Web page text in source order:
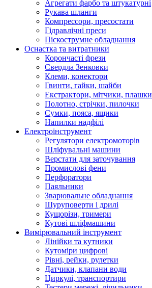
Агрегати фарбо та штукатурні
Рукава шланги
Компрессори, пресостати
Гідравлічні преси
Піскострумне обладнання
Оснастка та витратники
Корончасті фрези
Свердла Зенковки
Клеми, конектори
Гвинти, гайки, шайби
Екстрактори, мітчики, плашки
Полотно, стрічки, пилочки
Сумки, пояса, ящики
Напилки надфілі
Електроінструмент
Регулятори електромоторів
Шліфувальні машини
Верстати для заточування
Промислові фени
Перфоратори
Паяльники
Зварювальне обладнання
Шуруповерти і дрилі
Кущорізи, тримери
Кутові шліфмашини
Вимірювальний інструмент
Лінійки та кутники
Кутоміри цифрові
Рівні, рейки, рулетки
Датчики, клапани води
Циркулі, транспортири